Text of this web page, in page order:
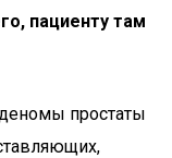
пациенту там
простаты